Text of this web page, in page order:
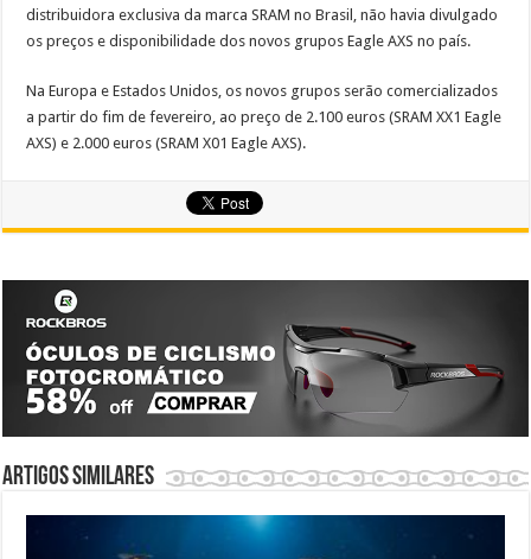
distribuidora exclusiva da marca SRAM no Brasil, não havia divulgado
os preços e disponibilidade dos novos grupos Eagle AXS no país.
Na Europa e Estados Unidos, os novos grupos serão comercializados
a partir do fim de fevereiro, ao preço de 2.100 euros (SRAM XX1 Eagle
AXS) e 2.000 euros (SRAM X01 Eagle AXS).
Artigos similares